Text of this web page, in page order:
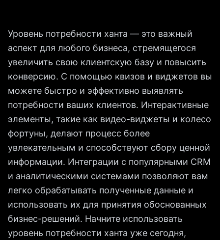
Уровень потребности ханта — это важный
аспект для любого бизнеса, стремящегося
увеличить свою клиентскую базу и повысить
конверсию. С помощью квизов и виджетов вы
можете быстро и эффективно выявлять
потребности ваших клиентов. Интерактивные
элементы, такие как видео-виджеты и колесо
фортуны, делают процесс более
увлекательным и способствуют сбору ценной
информации. Интеграции с популярными CRM
и аналитическими системами позволяют вам
легко обрабатывать полученные данные и
использовать их для принятия обоснованных
бизнес-решений. Начните использовать
уровень потребности ханта уже сегодня,